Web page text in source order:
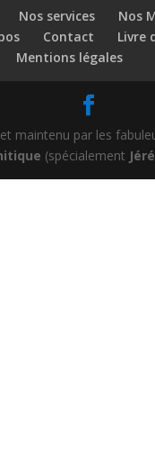
Nos services
Nos
Contact
Livre
Mentions légales
maintenu par les
(spécialement